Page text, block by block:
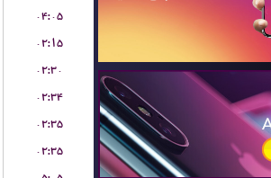
۰۴:۰۵
۰۲:۱۵
۰۲:۳۰
۰۲:۳۴
۰۲:۳۵
۰۲:۳۵